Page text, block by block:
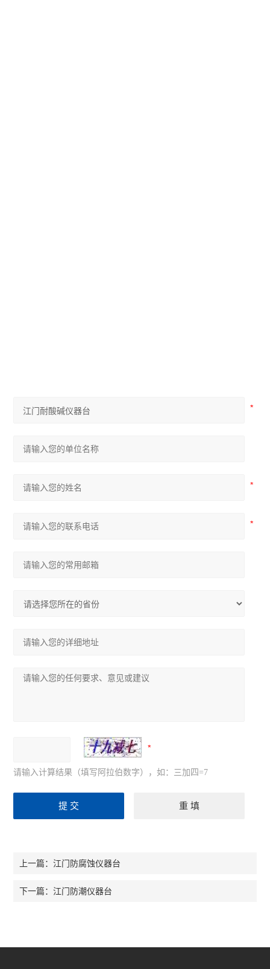
请输入计算结果（填写阿拉伯数字），如：三加四=7
上一篇：江门防腐蚀仪器台
下一篇：江门防潮仪器台